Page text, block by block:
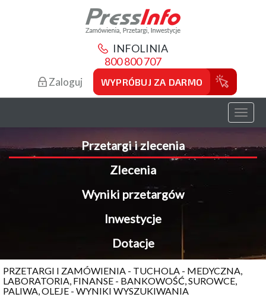
INFOLINIA
800 800 707
Zaloguj WYPRÓBUJ ZA DARMO
Toggle
Przetargi i zlecenia
Zlecenia
Wyniki przetargów
Inwestycje
Dotacje
PRZETARGI I ZAMÓWIENIA - TUCHOLA - MEDYCZNA,
LABORATORIA, FINANSE - BANKOWOŚĆ, SUROWCE,
PALIWA, OLEJE - WYNIKI WYSZUKIWANIA